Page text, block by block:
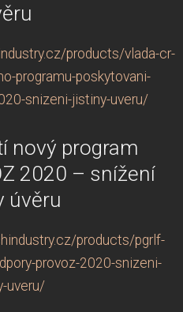
products/vlada-cr-
programu-poskytovani-
snizeni-jistiny-uveru/
nový program
2020 – snížení
úvěru
products/pgrlf-
provoz-2020-snizeni-
uveru/